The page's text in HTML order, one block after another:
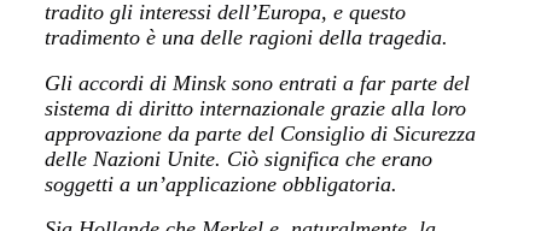
tradito gli interessi dell’Europa, e questo
tradimento è una delle ragioni della tragedia.
Gli accordi di Minsk sono entrati a far parte del
sistema di diritto internazionale grazie alla loro
approvazione da parte del Consiglio di Sicurezza
delle Nazioni Unite. Ciò significa che erano
soggetti a un’applicazione obbligatoria.